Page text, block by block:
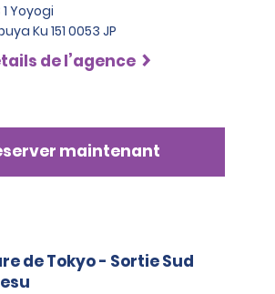
1 Yoyogi
Ku 151 0053 JP
de l’agence
maintenant
de Tokyo - Sortie Sud